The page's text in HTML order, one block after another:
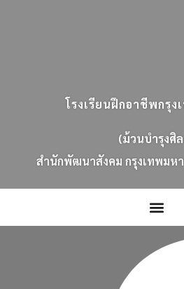
โรงเรียนฝึกอาชีพกรุ
(ม้วนบำรุงศิ
สนกพฒนาสงคม กรงเทพมหา